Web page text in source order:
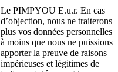
Le PIMPYOU E.u.r. En cas
d’objection, nous ne traiterons
plus vos données personnelles
à moins que nous ne puissions
apporter la preuve de raisons
impérieuses et légitimes de